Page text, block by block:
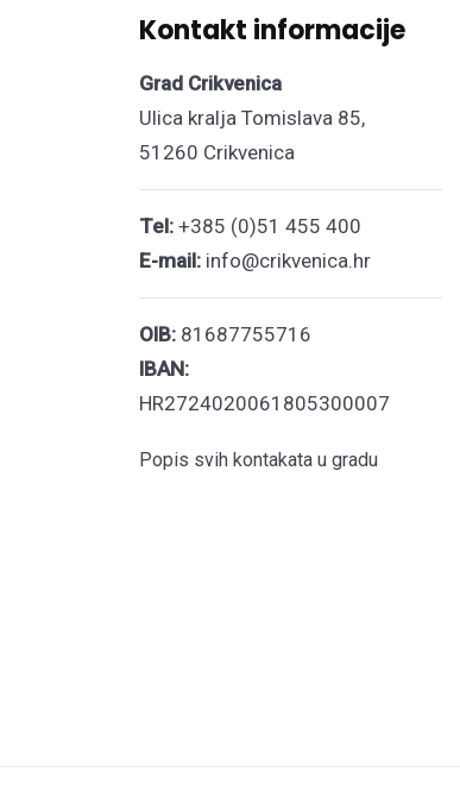
Kontakt informacije
Grad Crikvenica
Ulica kralja Tomislava 85,
51260 Crikvenica
Tel: +385 (0)51 455 400
E-mail: info@crikvenica.hr
OIB: 81687755716
IBAN:
HR2724020061805300007
Popis svih kontakata u gradu